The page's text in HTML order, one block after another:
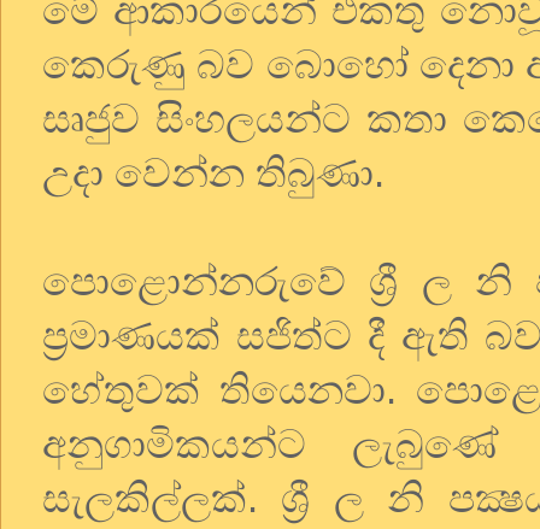
මේ ආකාරයෙන් එකතු නොවූ
කෙරුණු බව බොහෝ දෙනා
සෘජුව සිංහලයන්ට කතා
උදා වෙන්න තිබුණා.
පොළොන්නරුවේ ශ්‍රී ල නි
ප්‍රමාණයක් සජිත්ට දී ඇති
හේතුවක් තියෙනවා.
අනුගාමිකයන්ට ලැබුණේ
සැලකිල්ලක්. ශ්‍රී ල නි